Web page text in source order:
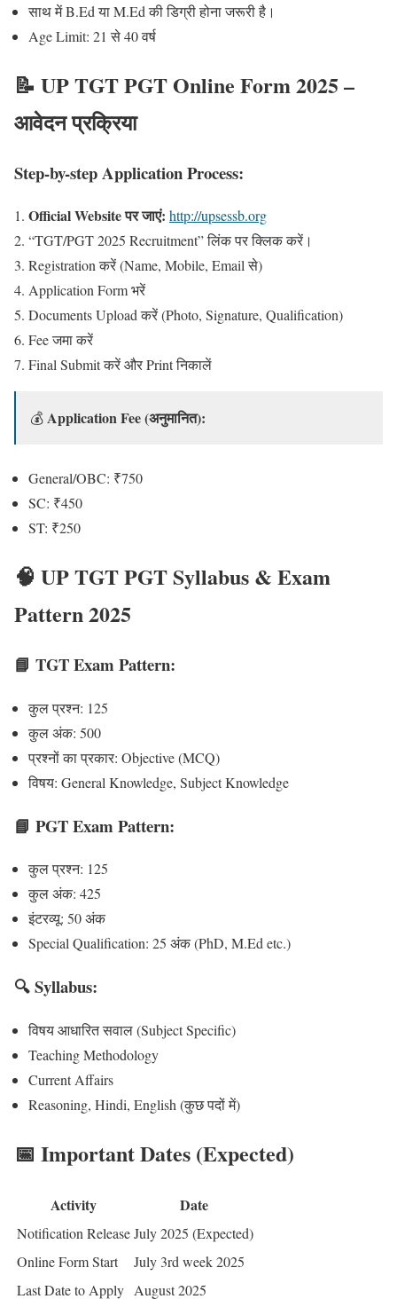
साथ में B.Ed या M.Ed की डिग्री होना जरूरी है।
Age Limit: 21 से 40 वर्ष
📝 UP TGT PGT Online Form 2025 –
आवेदन प्रक्रिया
Step-by-step Application Process:
Official Website पर जाएं: http://upsessb.org
“TGT/PGT 2025 Recruitment” लिंक पर क्लिक करें।
Registration करें (Name, Mobile, Email से)
Application Form भरें
Documents Upload करें (Photo, Signature, Qualification)
Fee जमा करें
Final Submit करें और Print निकालें
💰Application Fee (अनुमानित):
General/OBC: ₹750
SC: ₹450
ST: ₹250
🧠 UP TGT PGT Syllabus & Exam
Pattern 2025
📘 TGT Exam Pattern:
कुल प्रश्न: 125
कुल अंक: 500
प्रश्नों का प्रकार: Objective (MCQ)
विषय: General Knowledge, Subject Knowledge
📘 PGT Exam Pattern:
कुल प्रश्न: 125
कुल अंक: 425
इंटरव्यू: 50 अंक
Special Qualification: 25 अंक (PhD, M.Ed etc.)
🔍 Syllabus:
विषय आधारित सवाल (Subject Specific)
Teaching Methodology
Current Affairs
Reasoning, Hindi, English (कुछ पदों में)
📅 Important Dates (Expected)
Activity Date
Notification ReleaseJuly 2025 (Expected)
Online Form Start
July 3rd week 2025
Last Date to Apply August 2025